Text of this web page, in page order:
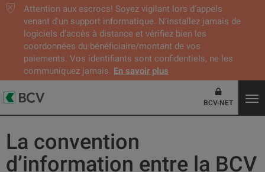
Attention aux escrocs! Soyez vigilant lors d’appels
venant d'un support informatique. N’installez jamais de
logiciels d’accès à distance et vérifiez bien les
coordonnées du bénéficiaire/montant de vos
paiements. Vos identifiants sont confidentiels, ne les
communiquez jamais. En savoir plus
BCV-NET
La convention
d’information entre la BCV